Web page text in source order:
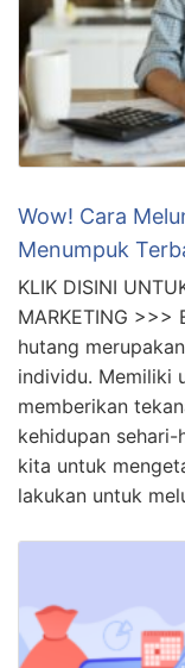
Wow! Cara
Menumpuk
KLIK DISINI
MARKETING >>>
hutang
individu. Memiliki
memberikan
kehidupan
kita untuk
lakukan untuk